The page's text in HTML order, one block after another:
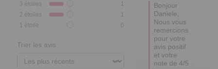
3 étoiles
1
2 étoiles
1
1 étoile 0
Trier les avis
Bonjour
Daniele,
Nous vous
remercions
pour votre
avis positif
et votre
note de 4/5